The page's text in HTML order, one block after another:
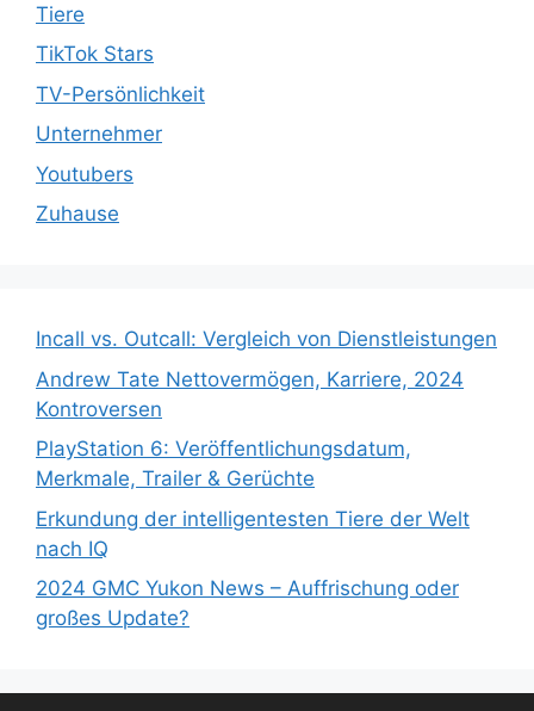
Tiere
TikTok Stars
TV-Persönlichkeit
Unternehmer
Youtubers
Zuhause
Incall vs. Outcall: Vergleich von Dienstleistungen
Andrew Tate Nettovermögen, Karriere, 2024
Kontroversen
PlayStation 6: Veröffentlichungsdatum,
Merkmale, Trailer & Gerüchte
Erkundung der intelligentesten Tiere der Welt
nach IQ
2024 GMC Yukon News – Auffrischung oder
großes Update?